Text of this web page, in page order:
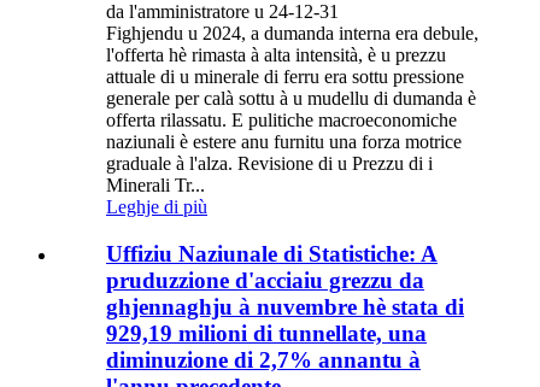
da l'amministratore u 24-12-31
Fighjendu u 2024, a dumanda interna era debule,
l'offerta hè rimasta à alta intensità, è u prezzu
attuale di u minerale di ferru era sottu pressione
generale per calà sottu à u mudellu di dumanda è
offerta rilassatu. E pulitiche macroeconomiche
naziunali è estere anu furnitu una forza motrice
graduale à l'alza. Revisione di u Prezzu di i
Minerali Tr...
Leghje di più
Uffiziu Naziunale di Statistiche: A
pruduzzione d'acciaiu grezzu da
ghjennaghju à nuvembre hè stata di
929,19 milioni di tunnellate, una
diminuzione di 2,7% annantu à